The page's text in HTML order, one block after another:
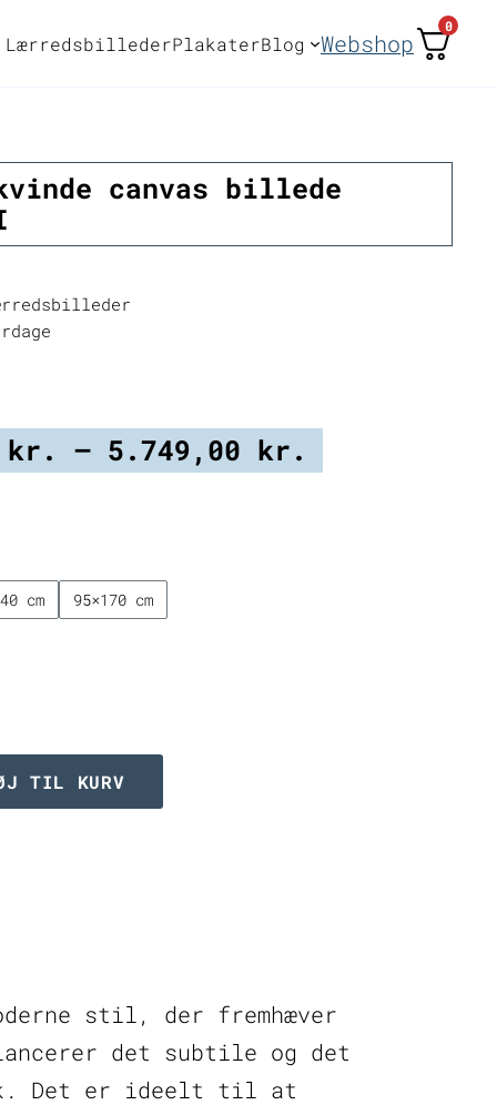
LærredsbillederPlakaterBlog Webshop
0
canvas billede
kr. – 5.749,00 kr.
2.249,00
cm 95×170 cm
TIL KURV
stil, der fremhæver
det subtile og det
Det er ideelt til at